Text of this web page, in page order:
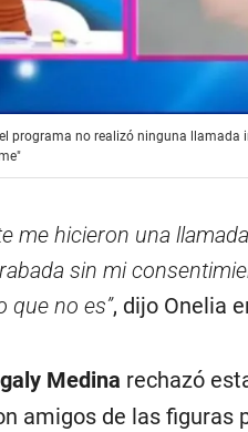
programa no realizó ninguna
me hicieron una
sin mi
que no es”, dijo Onelia
Medina rechazó
amigos de las figuras